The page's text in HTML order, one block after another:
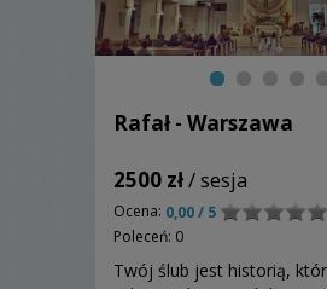
Rafał - Warszawa
2500 zł/ sesja
Ocena: 0,00 / 5
Poleceń: 0
Twój ślub jest historią,